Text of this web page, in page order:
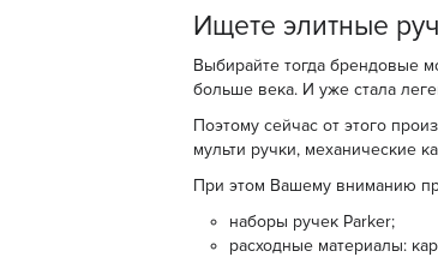
Ищeте элитные
Выбирайте тогда брендовые
больше века. И уже стала
Поэтому сейчас от этого
мульти ручки, механические
При этом Вашему вниманию
наборы ручек Parker;
расходные материалы: